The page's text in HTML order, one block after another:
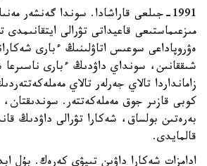
1991-جىلعى قاراشادا. سوندا گەنشەر
مىزعىماستىعى قاعيداتى تۋرالى
ەۋروپاداعى سوعىس اتاۋلىنىڭ ءبارى
شىققانىن، سونداي داۋدىڭ ءبارى ناسىرعا
زامانداردا تالاي جەرلەر تالاي
كوبى قازىر جوق مەملەكەتتەر. سوندىقتان،
بەرەتىن بولساق، شەكارا تۋرالى داۋدىڭ
قالمايدى.